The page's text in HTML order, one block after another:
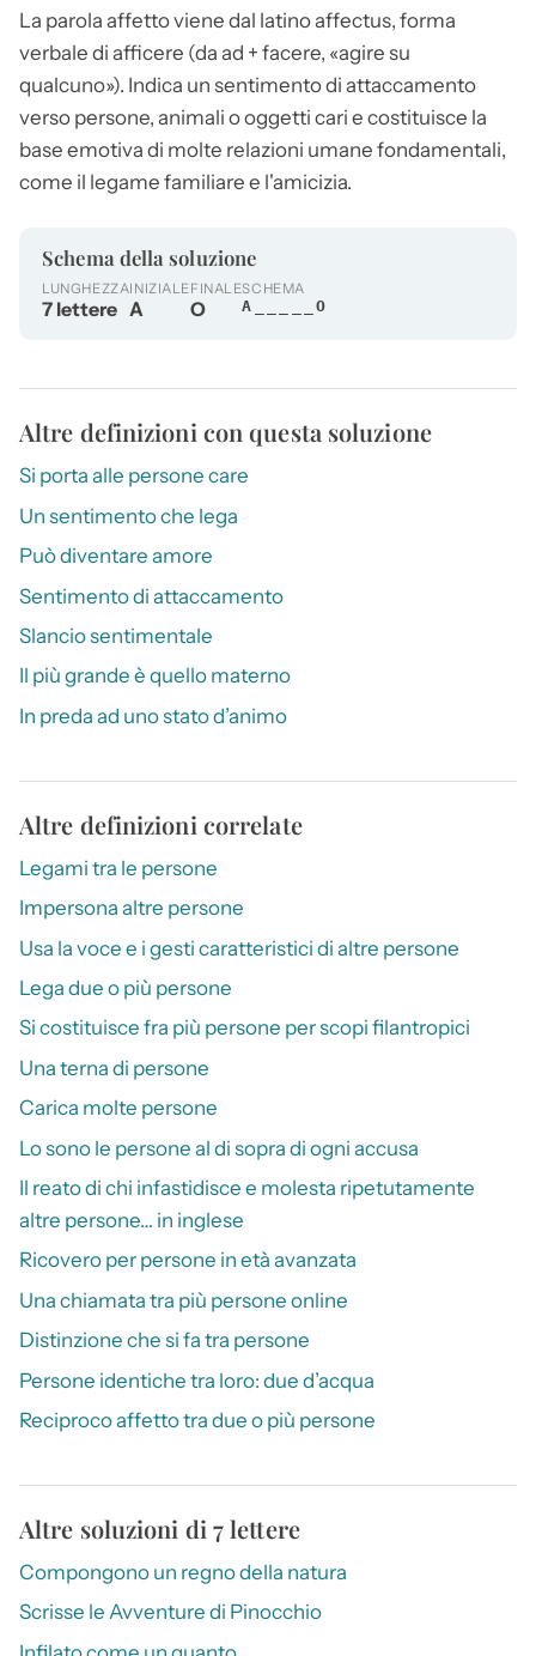
La parola affettoviene dal latino affectus, forma
verbale di afficere (da ad + facere, «agire su
qualcuno»). Indica un sentimento di attaccamento
verso persone, animali o oggetti cari e costituisce la
base emotiva di molte relazioni umane fondamentali,
come il legame familiare e l'amicizia.
Schema della soluzione
LUNGHEZZA
7 lettere
INIZIALE
A
FINALE
O
SCHEMA
A_____O
Altre definizioni con questa soluzione
Si porta alle persone care
Un sentimento che lega
Può diventare amore
Sentimento di attaccamento
Slancio sentimentale
Il più grande è quello materno
In preda ad uno stato d’animo
Altre definizioni correlate
Legami tra le persone
Impersona altre persone
Usa la voce e i gesti caratteristici di altre persone
Lega due o più persone
Si costituisce fra più persone per scopi filantropici
Una terna di persone
Carica molte persone
Lo sono le persone al di sopra di ogni accusa
Il reato di chi infastidisce e molesta ripetutamente
altre persone… in inglese
Ricovero per persone in età avanzata
Una chiamata tra più persone online
Distinzione che si fa tra persone
Persone identiche tra loro: due d’acqua
Reciproco affetto tra due o più persone
Altre soluzioni di 7 lettere
Compongono un regno della natura
Scrisse le Avventure di Pinocchio